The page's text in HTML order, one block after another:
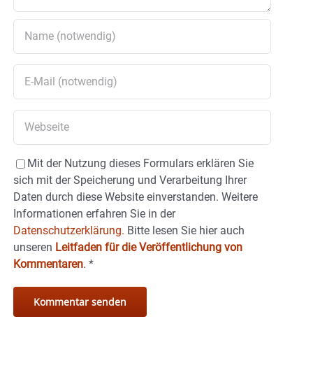
Mit der Nutzung dieses Formulars erklären Sie
sich mit der Speicherung und Verarbeitung Ihrer
Daten durch diese Website einverstanden. Weitere
Informationen erfahren Sie in der
Datenschutzerklärung. Bitte lesen Sie hier auch
unseren Leitfaden für die Veröffentlichung von
Kommentaren. *